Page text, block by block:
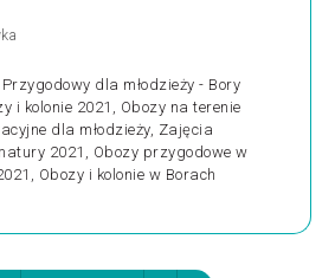
dla młodzieży - Bory
i kolonie 2021, Obozy na terenie
dla młodzieży, Zajęcia
2021, Obozy przygodowe w
Obozy i kolonie w Borach